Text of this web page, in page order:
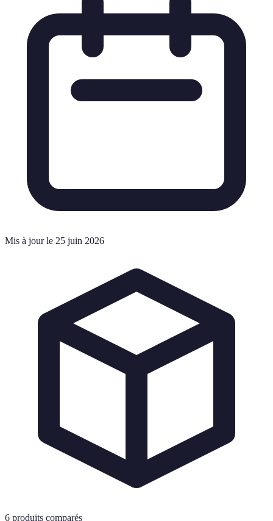
Mis à jour le 25 juin 2026
6 produits comparés